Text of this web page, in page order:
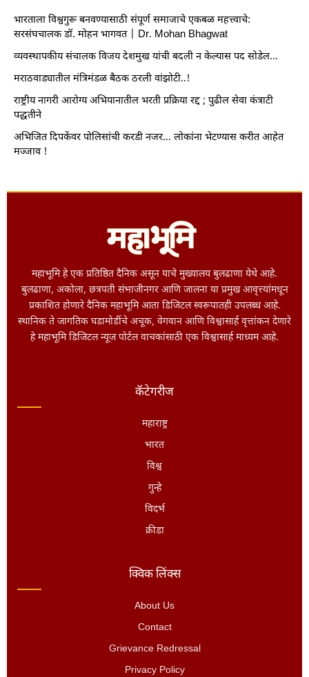
भारताला विश्वगुरू बनवण्यासाठी संपूर्ण समाजाचे एकबळ महत्त्वाचे:
सरसंघचालक डॉ. मोहन भागवत | Dr. Mohan Bhagwat
व्यवस्थापकीय संचालक विजय देशमुख यांची बदली न केल्यास पद सोडेल…
मराठवाड्यातील मंत्रिमंडळ बैठक ठरली वांझोटी..!
राष्ट्रीय नागरी आरोग्य अभियानातील भरती प्रक्रिया रद्द ; पुढील सेवा कंत्राटी
पद्धतीने
अभिजित दिपकेंवर पोलिसांची करडी नजर… लोकांना भेटण्यास करीत आहेत
मज्जाव !
महाभूमि हे एक प्रतिष्ठित दैनिक असून याचे मुख्यालय बुलढाणा येथे आहे.
बुलढाणा, अकोला, छत्रपती संभाजीनगर आणि जालना या प्रमुख आवृत्त्यांमधून
प्रकाशित होणारे दैनिक महाभूमि आता डिजिटल स्वरूपातही उपलब्ध आहे.
स्थानिक ते जागतिक घडामोडींचे अचूक, वेगवान आणि विश्वासार्ह वृत्तांकन देणारे
हे महाभूमि डिजिटल न्यूज पोर्टल वाचकांसाठी एक विश्वासार्ह माध्यम आहे.
कॅटेगरीज
महाराष्ट्र
भारत
विश्व
गुन्हे
विदर्भ
क्रीडा
क्विक लिंक्स
About Us
Contact
Grievance Redressal
Privacy Policy